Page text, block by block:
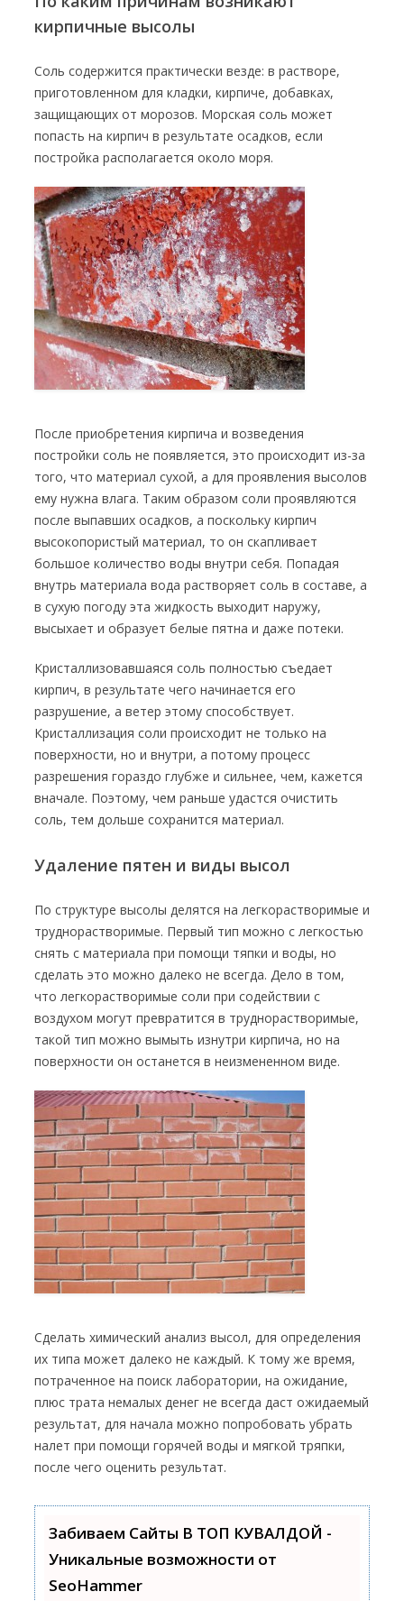
кирпичные высолы
Соль содержится практически везде: в растворе,
приготовленном для кладки, кирпиче, добавках,
защищающих от морозов. Морская соль может
попасть на кирпич в результате осадков, если
постройка располагается около моря.
После приобретения кирпича и возведения
постройки соль не появляется, это происходит из-за
того, что материал сухой, а для проявления высолов
ему нужна влага. Таким образом соли проявляются
после выпавших осадков, а поскольку кирпич
высокопористый материал, то он скапливает
большое количество воды внутри себя. Попадая
внутрь материала вода растворяет соль в составе, а
в сухую погоду эта жидкость выходит наружу,
высыхает и образует белые пятна и даже потеки.
Кристаллизовавшаяся соль полностью съедает
кирпич, в результате чего начинается его
разрушение, а ветер этому способствует.
Кристаллизация соли происходит не только на
поверхности, но и внутри, а потому процесс
разрешения гораздо глубже и сильнее, чем, кажется
вначале. Поэтому, чем раньше удастся очистить
соль, тем дольше сохранится материал.
Удаление пятен и виды высол
По структуре высолы делятся на легкорастворимые и
труднорастворимые. Первый тип можно с легкостью
снять с материала при помощи тяпки и воды, но
сделать это можно далеко не всегда. Дело в том,
что легкорастворимые соли при содействии с
воздухом могут превратится в труднорастворимые,
такой тип можно вымыть изнутри кирпича, но на
поверхности он останется в неизмененном виде.
Сделать химический анализ высол, для определения
их типа может далеко не каждый. К тому же время,
потраченное на поиск лаборатории, на ожидание,
плюс трата немалых денег не всегда даст ожидаемый
результат, для начала можно попробовать убрать
налет при помощи горячей воды и мягкой тряпки,
после чего оценить результат.
Забиваем Сайты В ТОП КУВАЛДОЙ -
Уникальные возможности от
SeoHammer